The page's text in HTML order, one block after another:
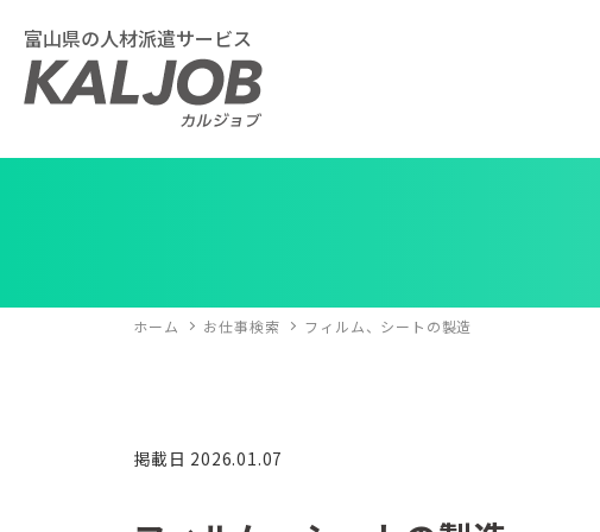
富山県の人材派遣サービス
ホーム お仕事検索 フィルム、シートの製造
掲載日 2026.01.07